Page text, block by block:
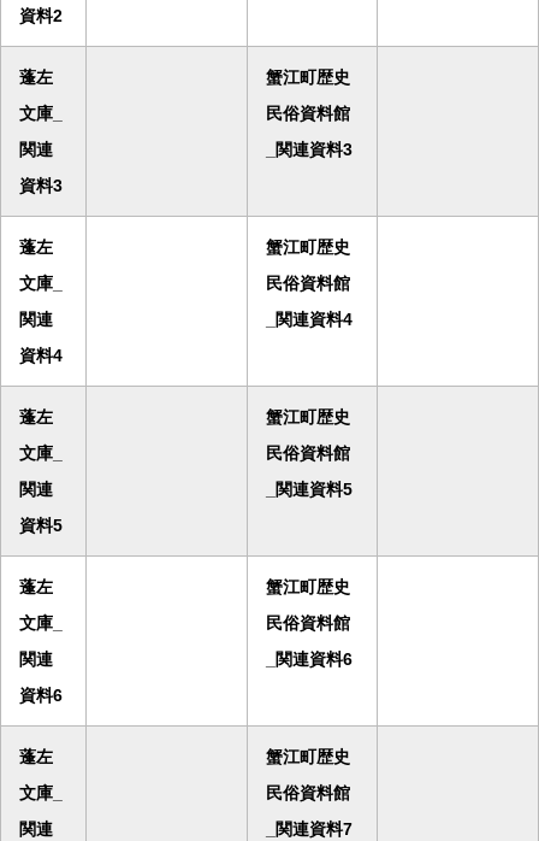
資料2
蓬左
文庫_
関連
資料3
蟹江町歴史
民俗資料館
_関連資料3
蓬左
文庫_
関連
資料4
蟹江町歴史
民俗資料館
_関連資料4
蓬左
文庫_
関連
資料5
蟹江町歴史
民俗資料館
_関連資料5
蓬左
文庫_
関連
資料6
蟹江町歴史
民俗資料館
_関連資料6
蓬左
文庫_
関連
蟹江町歴史
民俗資料館
_関連資料7